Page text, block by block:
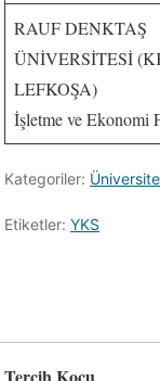
RAUF DENKTAŞ
ÜNİVERSİTESİ
LEFKOŞA)
İşletme ve Ekonomi
Kategoriler: Üniversite
Etiketler: YKS